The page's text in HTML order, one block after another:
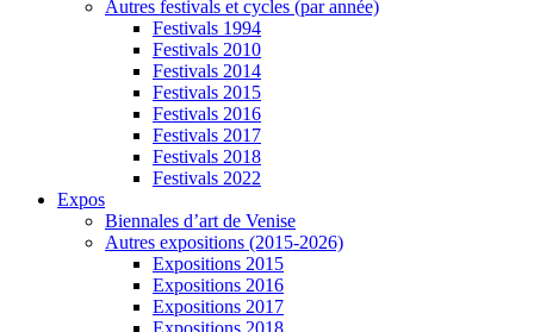
Autres festivals et cycles (par année)
Festivals 1994
Festivals 2010
Festivals 2014
Festivals 2015
Festivals 2016
Festivals 2017
Festivals 2018
Festivals 2022
Expos
Biennales d’art de Venise
Autres expositions (2015-2026)
Expositions 2015
Expositions 2016
Expositions 2017
Expositions 2018